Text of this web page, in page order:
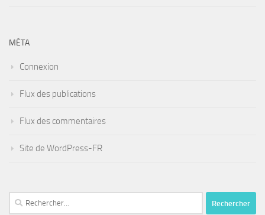
MÉTA
Connexion
Flux des publications
Flux des commentaires
Site de WordPress-FR
Rechercher :